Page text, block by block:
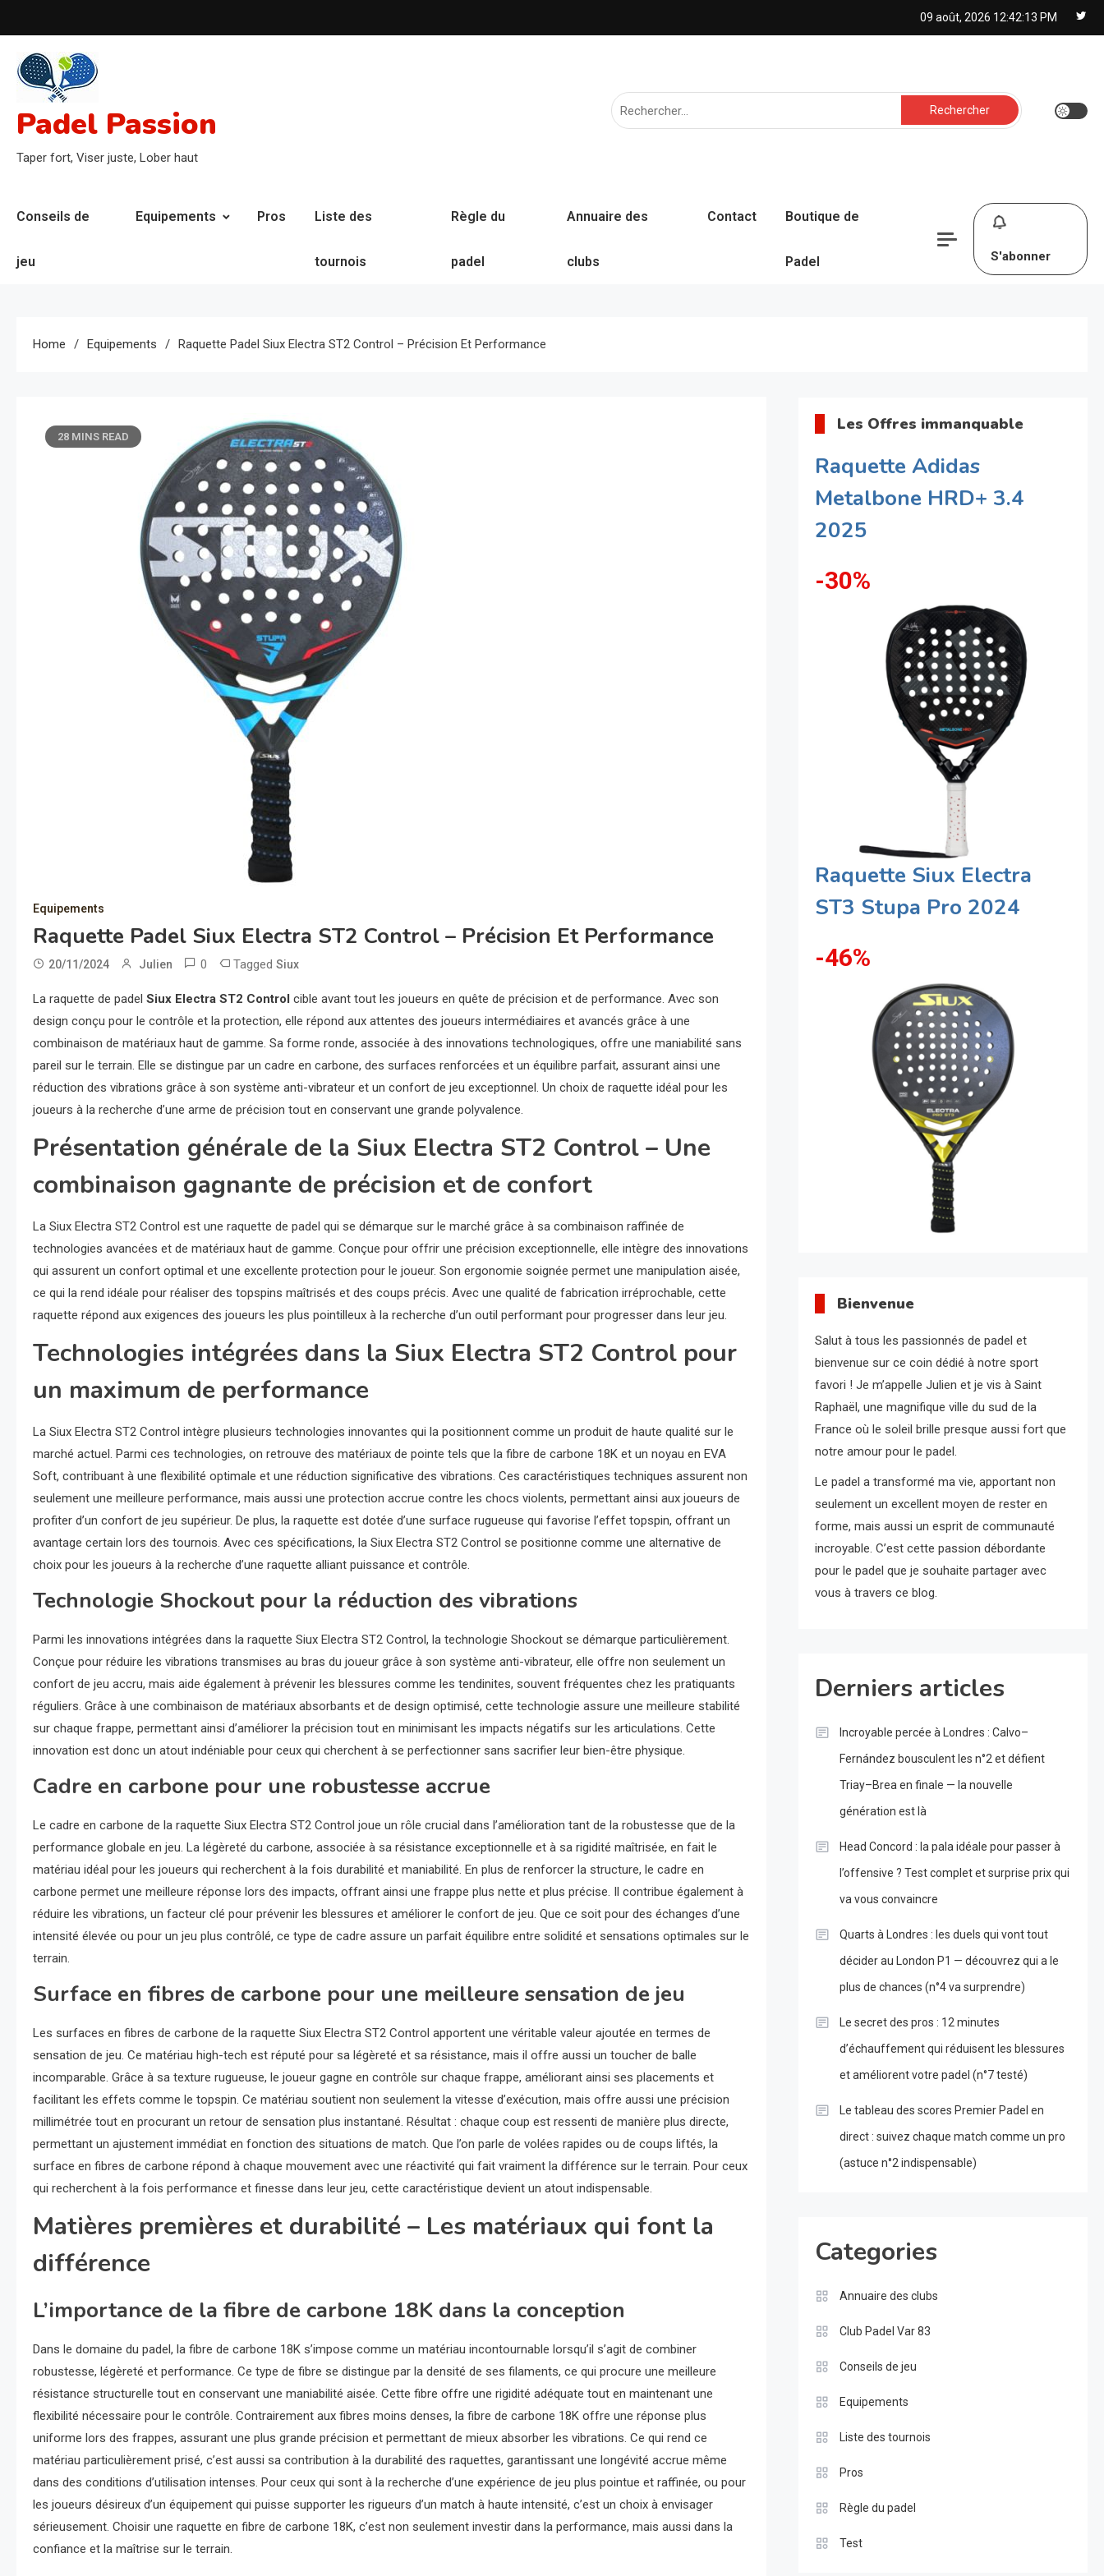
to
content
09 août, 2026 12:42:14 PM
Padel Passion
Taper fort, Viser juste, Lober haut
Rechercher :
Conseils de
jeu
Equipements Pros Liste des
tournois
Règle du
padel
Annuaire des
clubs
Contact Boutique de
Padel S'abonner
Home Equipements Raquette Padel Siux Electra ST2 Control – Précision Et Performance
28 MINS READ
Equipements
Raquette Padel Siux Electra ST2 Control – Précision Et Performance
20/11/2024 Julien 0 Tagged Siux
La raquette de padel Siux Electra ST2 Control cible avant tout les joueurs en quête de précision et de performance. Avec son
design conçu pour le contrôle et la protection, elle répond aux attentes des joueurs intermédiaires et avancés grâce à une
combinaison de matériaux haut de gamme. Sa forme ronde, associée à des innovations technologiques, offre une maniabilité sans
pareil sur le terrain. Elle se distingue par un cadre en carbone, des surfaces renforcées et un équilibre parfait, assurant ainsi une
réduction des vibrations grâce à son système anti-vibrateur et un confort de jeu exceptionnel. Un choix de raquette idéal pour les
joueurs à la recherche d’une arme de précision tout en conservant une grande polyvalence.
Présentation générale de la Siux Electra ST2 Control – Une
combinaison gagnante de précision et de confort
La Siux Electra ST2 Control est une raquette de padel qui se démarque sur le marché grâce à sa combinaison raffinée de
technologies avancées et de matériaux haut de gamme. Conçue pour offrir une précision exceptionnelle, elle intègre des innovations
qui assurent un confort optimal et une excellente protection pour le joueur. Son ergonomie soignée permet une manipulation aisée,
ce qui la rend idéale pour réaliser des topspins maîtrisés et des coups précis. Avec une qualité de fabrication irréprochable, cette
raquette répond aux exigences des joueurs les plus pointilleux à la recherche d’un outil performant pour progresser dans leur jeu.
Technologies intégrées dans la Siux Electra ST2 Control pour
un maximum de performance
La Siux Electra ST2 Control intègre plusieurs technologies innovantes qui la positionnent comme un produit de haute qualité sur le
marché actuel. Parmi ces technologies, on retrouve des matériaux de pointe tels que la fibre de carbone 18K et un noyau en EVA
Soft, contribuant à une flexibilité optimale et une réduction significative des vibrations. Ces caractéristiques techniques assurent non
seulement une meilleure performance, mais aussi une protection accrue contre les chocs violents, permettant ainsi aux joueurs de
profiter d’un confort de jeu supérieur. De plus, la raquette est dotée d’une surface rugueuse qui favorise l’effet topspin, offrant un
avantage certain lors des tournois. Avec ces spécifications, la Siux Electra ST2 Control se positionne comme une alternative de
choix pour les joueurs à la recherche d’une raquette alliant puissance et contrôle.
Technologie Shockout pour la réduction des vibrations
Parmi les innovations intégrées dans la raquette Siux Electra ST2 Control, la technologie Shockout se démarque particulièrement.
Conçue pour réduire les vibrations transmises au bras du joueur grâce à son système anti-vibrateur, elle offre non seulement un
confort de jeu accru, mais aide également à prévenir les blessures comme les tendinites, souvent fréquentes chez les pratiquants
réguliers. Grâce à une combinaison de matériaux absorbants et de design optimisé, cette technologie assure une meilleure stabilité
sur chaque frappe, permettant ainsi d’améliorer la précision tout en minimisant les impacts négatifs sur les articulations. Cette
innovation est donc un atout indéniable pour ceux qui cherchent à se perfectionner sans sacrifier leur bien-être physique.
Cadre en carbone pour une robustesse accrue
Le cadre en carbone de la raquette Siux Electra ST2 Control joue un rôle crucial dans l’amélioration tant de la robustesse que de la
performance globale en jeu. La légèreté du carbone, associée à sa résistance exceptionnelle et à sa rigidité maîtrisée, en fait le
matériau idéal pour les joueurs qui recherchent à la fois durabilité et maniabilité. En plus de renforcer la structure, le cadre en
carbone permet une meilleure réponse lors des impacts, offrant ainsi une frappe plus nette et plus précise. Il contribue également à
réduire les vibrations, un facteur clé pour prévenir les blessures et améliorer le confort de jeu. Que ce soit pour des échanges d’une
intensité élevée ou pour un jeu plus contrôlé, ce type de cadre assure un parfait équilibre entre solidité et sensations optimales sur le
terrain.
Surface en fibres de carbone pour une meilleure sensation de jeu
Les surfaces en fibres de carbone de la raquette Siux Electra ST2 Control apportent une véritable valeur ajoutée en termes de
sensation de jeu. Ce matériau high-tech est réputé pour sa légèreté et sa résistance, mais il offre aussi un toucher de balle
incomparable. Grâce à sa texture rugueuse, le joueur gagne en contrôle sur chaque frappe, améliorant ainsi ses placements et
facilitant les effets comme le topspin. Ce matériau soutient non seulement la vitesse d’exécution, mais offre aussi une précision
millimétrée tout en procurant un retour de sensation plus instantané. Résultat : chaque coup est ressenti de manière plus directe,
permettant un ajustement immédiat en fonction des situations de match. Que l’on parle de volées rapides ou de coups liftés, la
surface en fibres de carbone répond à chaque mouvement avec une réactivité qui fait vraiment la différence sur le terrain. Pour ceux
qui recherchent à la fois performance et finesse dans leur jeu, cette caractéristique devient un atout indispensable.
Matières premières et durabilité – Les matériaux qui font la
différence
L’importance de la fibre de carbone 18K dans la conception
Dans le domaine du padel, la fibre de carbone 18K s’impose comme un matériau incontournable lorsqu’il s’agit de combiner
robustesse, légèreté et performance. Ce type de fibre se distingue par la densité de ses filaments, ce qui procure une meilleure
résistance structurelle tout en conservant une maniabilité aisée. Cette fibre offre une rigidité adéquate tout en maintenant une
flexibilité nécessaire pour le contrôle. Contrairement aux fibres moins denses, la fibre de carbone 18K offre une réponse plus
uniforme lors des frappes, assurant une plus grande précision et permettant de mieux absorber les vibrations. Ce qui rend ce
matériau particulièrement prisé, c’est aussi sa contribution à la durabilité des raquettes, garantissant une longévité accrue même
dans des conditions d’utilisation intenses. Pour ceux qui sont à la recherche d’une expérience de jeu plus pointue et raffinée, ou pour
les joueurs désireux d’un équipement qui puisse supporter les rigueurs d’un match à haute intensité, c’est un choix à envisager
sérieusement. Choisir une raquette en fibre de carbone 18K, c’est non seulement investir dans la performance, mais aussi dans la
confiance et la maîtrise sur le terrain.
Les Offres immanquable
Raquette Adidas
Metalbone HRD+ 3.4
2025
-30%
Raquette Siux Electra
ST3 Stupa Pro 2024
-46%
Bienvenue
Salut à tous les passionnés de padel et
bienvenue sur ce coin dédié à notre sport
favori ! Je m’appelle Julien et je vis à Saint
Raphaël, une magnifique ville du sud de la
France où le soleil brille presque aussi fort que
notre amour pour le padel.
Le padel a transformé ma vie, apportant non
seulement un excellent moyen de rester en
forme, mais aussi un esprit de communauté
incroyable. C’est cette passion débordante
pour le padel que je souhaite partager avec
vous à travers ce blog.
Derniers articles
Incroyable percée à Londres : Calvo–
Fernández bousculent les n°2 et défient
Triay–Brea en finale — la nouvelle
génération est là
Head Concord : la pala idéale pour passer à
l’offensive ? Test complet et surprise prix qui
va vous convaincre
Quarts à Londres : les duels qui vont tout
décider au London P1 — découvrez qui a le
plus de chances (n°4 va surprendre)
Le secret des pros : 12 minutes
d’échauffement qui réduisent les blessures
et améliorent votre padel (n°7 testé)
Le tableau des scores Premier Padel en
direct : suivez chaque match comme un pro
(astuce n°2 indispensable)
Categories
Annuaire des clubs
Club Padel Var 83
Conseils de jeu
Equipements
Liste des tournois
Pros
Règle du padel
Test